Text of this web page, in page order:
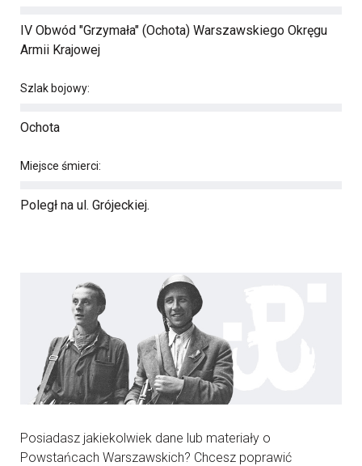
IV Obwód "Grzymała" (Ochota) Warszawskiego Okręgu
Armii Krajowej
Szlak bojowy:
Ochota
Miejsce śmierci:
Poległ na ul. Grójeckiej.
Posiadasz jakiekolwiek dane lub materiały o
Powstańcach Warszawskich? Chcesz poprawić